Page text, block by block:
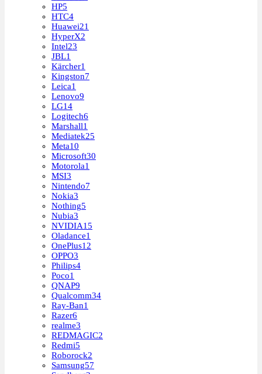
HP5
HTC4
Huawei21
HyperX2
Intel23
JBL1
Kärcher1
Kingston7
Leica1
Lenovo9
LG14
Logitech6
Marshall1
Mediatek25
Meta10
Microsoft30
Motorola1
MSI3
Nintendo7
Nokia3
Nothing5
Nubia3
NVIDIA15
Oladance1
OnePlus12
OPPO3
Philips4
Poco1
QNAP9
Qualcomm34
Ray-Ban1
Razer6
realme3
REDMAGIC2
Redmi5
Roborock2
Samsung57